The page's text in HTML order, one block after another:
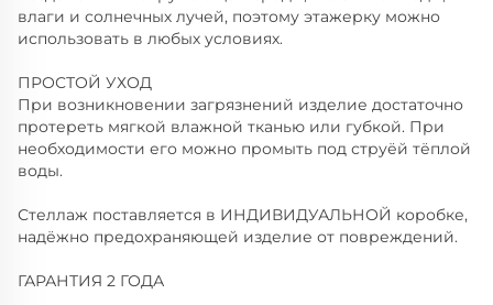
влаги и солнечных лучей, поэтому этажерку можно
использовать в любых условиях.
ПРОСТОЙ УХОД
При возникновении загрязнений изделие достаточно
протереть мягкой влажной тканью или губкой. При
необходимости его можно промыть под струёй тёплой
воды.
Стеллаж поставляется в ИНДИВИДУАЛЬНОЙ коробке,
надёжно предохраняющей изделие от повреждений.
ГАРАНТИЯ 2 ГОДА